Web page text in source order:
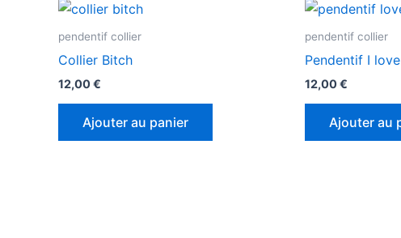
pendentif collier
Collier Bitch
12,00€
Ajouter au panier
pendentif collier
Pendentif I
12,00€
Ajouter au